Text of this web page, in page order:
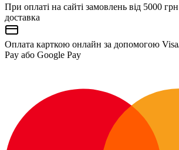
При оплаті на сайті замовлень від 5000
доставка
Оплата карткою онлайн за допомогою
Pay або Google Pay